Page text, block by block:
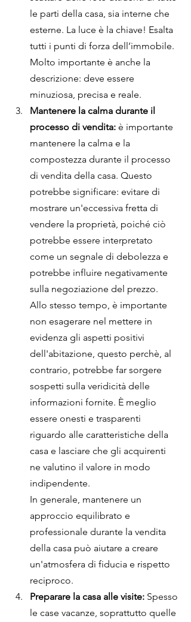
le parti della casa, sia interne che
esterne. La luce è la chiave! Esalta
tutti i punti di forza dell’immobile.
Molto importante è anche la
descrizione: deve essere
minuziosa, precisa e reale.
Mantenere la calma durante il
processo di vendita: è importante
mantenere la calma e la
compostezza durante il processo
di vendita della casa. Questo
potrebbe significare: evitare di
mostrare un'eccessiva fretta di
vendere la proprietà, poiché ciò
potrebbe essere interpretato
come un segnale di debolezza e
potrebbe influire negativamente
sulla negoziazione del prezzo.
Allo stesso tempo, è importante
non esagerare nel mettere in
evidenza gli aspetti positivi
dell'abitazione, questo perchè, al
contrario, potrebbe far sorgere
sospetti sulla veridicità delle
informazioni fornite. È meglio
essere onesti e trasparenti
riguardo alle caratteristiche della
casa e lasciare che gli acquirenti
ne valutino il valore in modo
indipendente.
In generale, mantenere un
approccio equilibrato e
professionale durante la vendita
della casa può aiutare a creare
un'atmosfera di fiducia e rispetto
reciproco.
Preparare la casa alle visite: Spesso
le case vacanze, soprattutto quelle